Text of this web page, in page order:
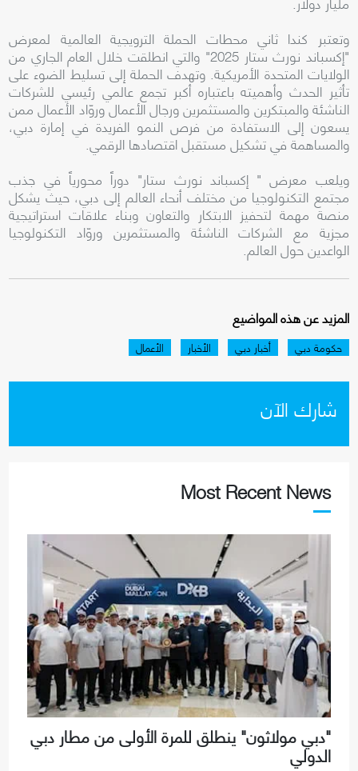
وتعتبر كندا ثاني محطات الحملة الترويجية العالمية لمعرض
"إكسباند نورث ستار 2025" والتي انطلقت خلال العام الجاري من
الولايات المتحدة الأمريكية. وتهدف الحملة إلى تسليط الضوء على
تأثير الحدث وأهميته باعتباره أكبر تجمع عالمي رئيسي للشركات
الناشئة والمبتكرين والمستثمرين ورجال الأعمال وروّاد الأعمال ممن
يسعون إلى الاستفادة من فرص النمو الفريدة في إمارة دبي،
والمساهمة في تشكيل مستقبل اقتصادها الرقمي.
ويلعب معرض " إكسباند نورث ستار" دوراً محورياً في جذب
مجتمع التكنولوجيا من مختلف أنحاء العالم إلى دبي، حيث يشكل
منصة مهمة لتحفيز الابتكار والتعاون وبناء علاقات استراتيجية
مجزية مع الشركات الناشئة والمستثمرين وروّاد التكنولوجيا
الواعدين حول العالم.
المزيد عن هذه المواضيع
حكومة دبي أخبار دبي الأخبار الأعمال
شارك الآن
Most Recent News
"دبي مولاثون" ينطلق للمرة الأولى من مطار دبي
الدولي